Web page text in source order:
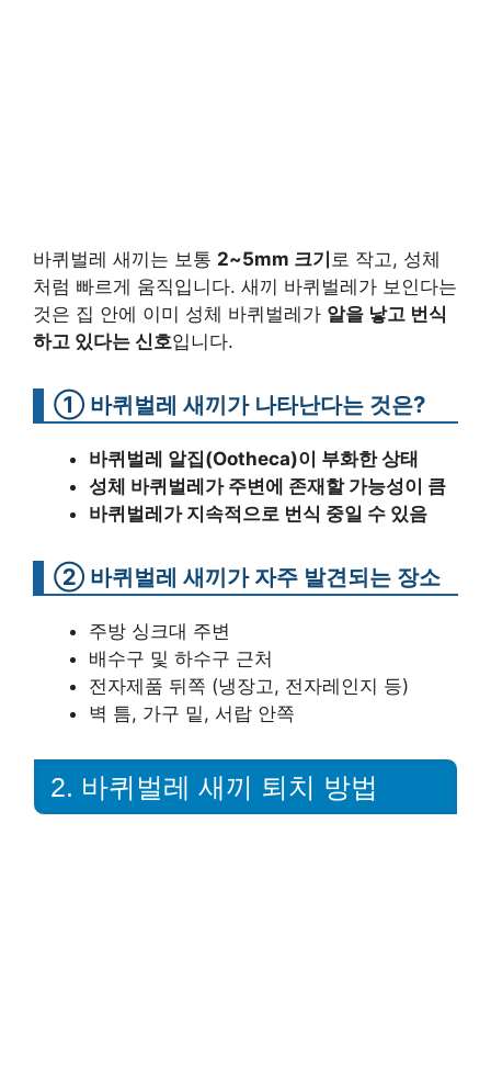
바퀴벌레 새끼는 보통 2~5mm 크기 로 작고, 성체
처럼 빠르게 움직입니다. 새끼 바퀴벌레가 보인다는
것은 집 안에 이미 성체 바퀴벌레가 알을 낳고 번식
하고 있다는 신호입니다.
① 바퀴벌레 새끼가 나타난다는 것은?
바퀴벌레 알집(Ootheca)이 부화한 상태
성체 바퀴벌레가 주변에 존재할 가능성이 큼
바퀴벌레가 지속적으로 번식 중일 수 있음
② 바퀴벌레 새끼가 자주 발견되는 장소
주방 싱크대 주변
배수구 및 하수구 근처
전자제품 뒤쪽 (냉장고, 전자레인지 등)
벽 틈, 가구 밑, 서랍 안쪽
2. 바퀴벌레 새끼 퇴치 방법